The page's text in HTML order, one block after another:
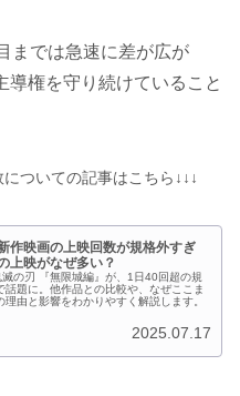
までは急速に差が広が
導権を守り続けていること
ついての記事はこちら↓↓↓
作映画の上映回数が規格外すぎ
上映がなぜ多い？
の刃 『無限城編』が、1日40回超の規
話題に。他作品との比較や、なぜここま
理由と影響をわかりやすく解説します。
2025.07.17